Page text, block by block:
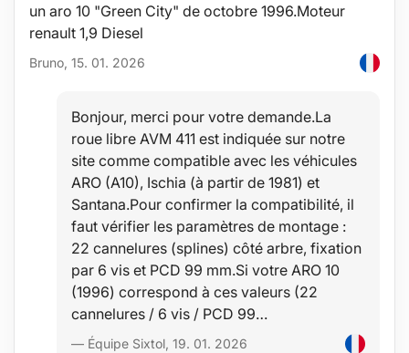
un aro 10 "Green City" de octobre 1996.Moteur
renault 1,9 Diesel
Bruno, 15. 01. 2026
Bonjour, merci pour votre demande.La
roue libre AVM 411 est indiquée sur notre
site comme compatible avec les véhicules
ARO (A10), Ischia (à partir de 1981) et
Santana.Pour confirmer la compatibilité, il
faut vérifier les paramètres de montage :
22 cannelures (splines) côté arbre, fixation
par 6 vis et PCD 99 mm.Si votre ARO 10
(1996) correspond à ces valeurs (22
cannelures / 6 vis / PCD 99…
— Équipe Sixtol, 19. 01. 2026